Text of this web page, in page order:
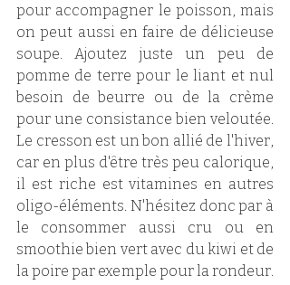
pour accompagner le poisson, mais
on peut aussi en faire de délicieuse
soupe. Ajoutez juste un peu de
pomme de terre pour le liant et nul
besoin de beurre ou de la crème
pour une consistance bien veloutée.
Le cresson est un bon allié de l'hiver,
car en plus d'être très peu calorique,
il est riche est vitamines en autres
oligo-éléments. N'hésitez donc par à
le consommer aussi cru ou en
smoothie bien vert avec du kiwi et de
la poire par exemple pour la rondeur.